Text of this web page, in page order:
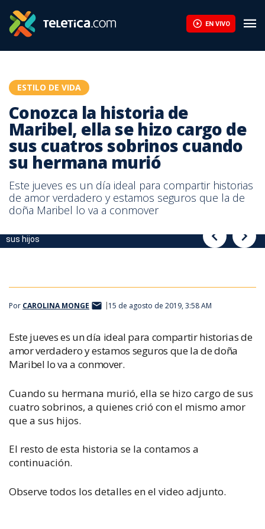
EN VIVO
ESTILO DE VIDA
Conozca la historia de
Maribel, ella se hizo cargo de
sus cuatros sobrinos cuando
su hermana murió
Este jueves es un día ideal para compartir historias
de amor verdadero y estamos seguros que la de
doña Maribel lo va a conmover
sus hijos
sus hijos
Por CAROLINA MONGE 15 de agosto de 2019, 3:58 AM
Este jueves es un día ideal para compartir historias de
amor verdadero y estamos seguros que la de doña
Maribel lo va a conmover.
Cuando su hermana murió, ella se hizo cargo de sus
cuatro sobrinos, a quienes crió con el mismo amor
que a sus hijos.
El resto de esta historia se la contamos a
continuación.
Observe todos los detalles en el video adjunto.